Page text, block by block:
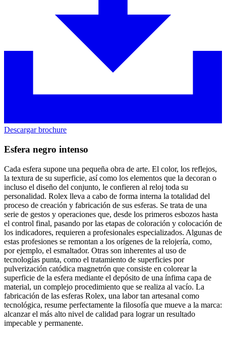
Descargar brochure
Esfera negro intenso
Cada esfera supone una pequeña obra de arte. El color, los reflejos,
la textura de su superficie, así como los elementos que la decoran o
incluso el diseño del conjunto, le confieren al reloj toda su
personalidad. Rolex lleva a cabo de forma interna la totalidad del
proceso de creación y fabricación de sus esferas. Se trata de una
serie de gestos y operaciones que, desde los primeros esbozos hasta
el control final, pasando por las etapas de coloración y colocación de
los indicadores, requieren a profesionales especializados. Algunas de
estas profesiones se remontan a los orígenes de la relojería, como,
por ejemplo, el esmaltador. Otras son inherentes al uso de
tecnologías punta, como el tratamiento de superficies por
pulverización catódica magnetrón que consiste en colorear la
superficie de la esfera mediante el depósito de una ínfima capa de
material, un complejo procedimiento que se realiza al vacío. La
fabricación de las esferas Rolex, una labor tan artesanal como
tecnológica, resume perfectamente la filosofía que mueve a la marca:
alcanzar el más alto nivel de calidad para lograr un resultado
impecable y permanente.